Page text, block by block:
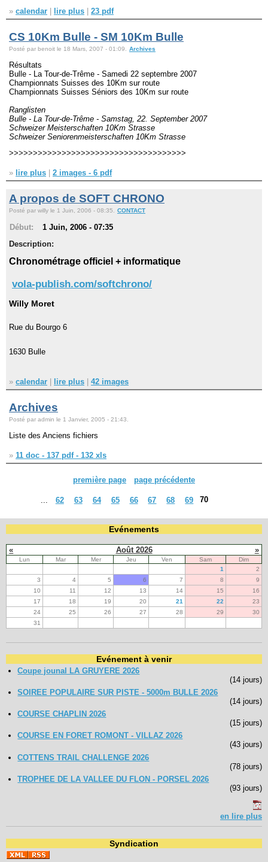
» calendar lire plus 23 pdf
CS 10Km Bulle - SM 10Km Bulle
Posté par benoit le 18 Mars, 2007 - 01:09. Archives
Résultats
Bulle - La Tour-de-Trême - Samedi 22 septembre 2007
Championnats Suisses des 10Km sur route
Championnats Suisses Séniors des 10Km sur route
Ranglisten
Bulle - La Tour-de-Trême - Samstag, 22. September 2007
Schweizer Meisterschaften 10Km Strasse
Schweizer Seniorenmeisterschaften 10Km Strasse
>>>>>>>>>>>>>>>>>>>>>>>>>>>>>>>>>>>>>
» lire plus 2 images - 6 pdf
A propos de SOFT CHRONO
Posté par willy le 1 Juin, 2006 - 08:35. CONTACT
Début:
1 Juin, 2006 - 07:35
Description:
Chronométrage officiel + informatique
vola-publish.com/softchrono/
Willy Moret
Rue du Bourgo 6
1630 Bulle
» calendar | lire plus | 42 images
Archives
Posté par admin le 1 Janvier, 2005 - 21:43.
Liste des Anciens fichiers
» 11 doc - 137 pdf - 132 xls
première page page précédente
... 62 63 64 65 66 67 68 69 70
Evénements
« Août 2026 »
Lun Mar Mer Jeu Ven Sam
Dim
1
2
3
4 5 6 7 8
9
10
11 12 13 14 15
16
17
18 19 20 21 22
23
24
25 26 27 28 29
30
31
Evénement à venir
Coupe jounal LA GRUYERE 2026
(14 jours)
SOIREE POPULAIRE SUR PISTE - 5000m BULLE 2026
(14 jours)
COURSE CHAPLIN 2026
(15 jours)
COURSE EN FORET ROMONT - VILLAZ 2026
(43 jours)
COTTENS TRAIL CHALLENGE 2026
(78 jours)
TROPHEE DE LA VALLEE DU FLON - PORSEL 2026
(93 jours)
en lire plus
Syndication